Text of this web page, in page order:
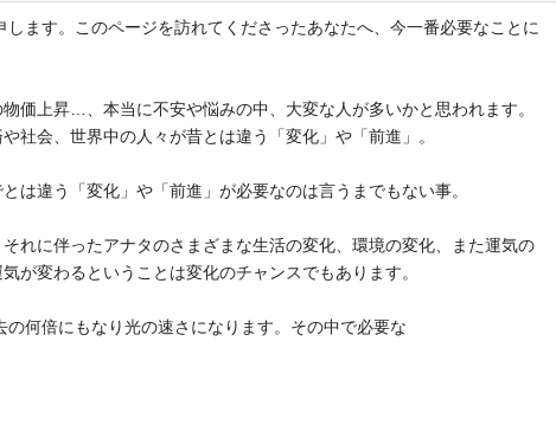
ます。このページを訪れてくださったあなたへ、今一番必要なことに
価上昇…、本当に不安や悩みの中、大変な人が多いかと思われます。
社会、世界中の人々が昔とは違う「変化」や「前進」。
は違う「変化」や「前進」が必要なのは言うまでもない事。
れに伴ったアナタのさまざまな生活の変化、環境の変化、また運気の
が変わるということは変化のチャンスでもあります。
何倍にもなり光の速さになります。その中で必要な